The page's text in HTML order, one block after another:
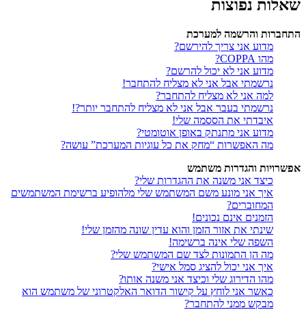
שאלות נפוצות
התחברות והרשמה למערכת
מדוע אני צריך להירשם?
מהו COPPA?
מדוע אני לא יכול להרשם?
נרשמתי אבל אני לא מצליח להתחבר!
למה אני לא מצליח להתחבר?
נרשמתי בעבר אבל אני לא מצליח להתחבר יותר?!
איבדתי את הססמה שלי!
מדוע אני מתנתק באופן אוטומטי?
מה האפשרות “מחק את כל עוגיות המערכת” עושה?
אפשרויות והגדרות משתמש
כיצד אני משנה את ההגדרות שלי?
איך אני מונע משם המשתמש שלי מלהופיע ברשימת המשתמשים
המחוברים?
הזמנים אינם נכונים!
שינתי את אזור הזמן והוא עדין שונה מהזמן שלי!
השפה שלי אינה ברשימה!
מה הן התמונות לצד שם המשתמש שלי?
איך אני יכול להציג סמל אישי?
מהו הדירוג שלי וכיצד אני משנה אותו?
כאשר אני לוחץ על קישור הדואר האלקטרוני של משתמש הוא
מבקש ממני להתחבר?